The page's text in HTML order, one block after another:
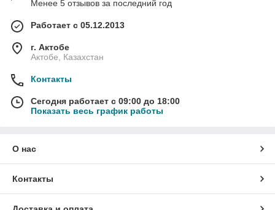
Менее 5 отзывов за последний год
Работает с 05.12.2013
г. Актобе
Актобе, Казахстан
Контакты
Сегодня работает с 09:00 до 18:00
Показать весь график работы
О нас
Контакты